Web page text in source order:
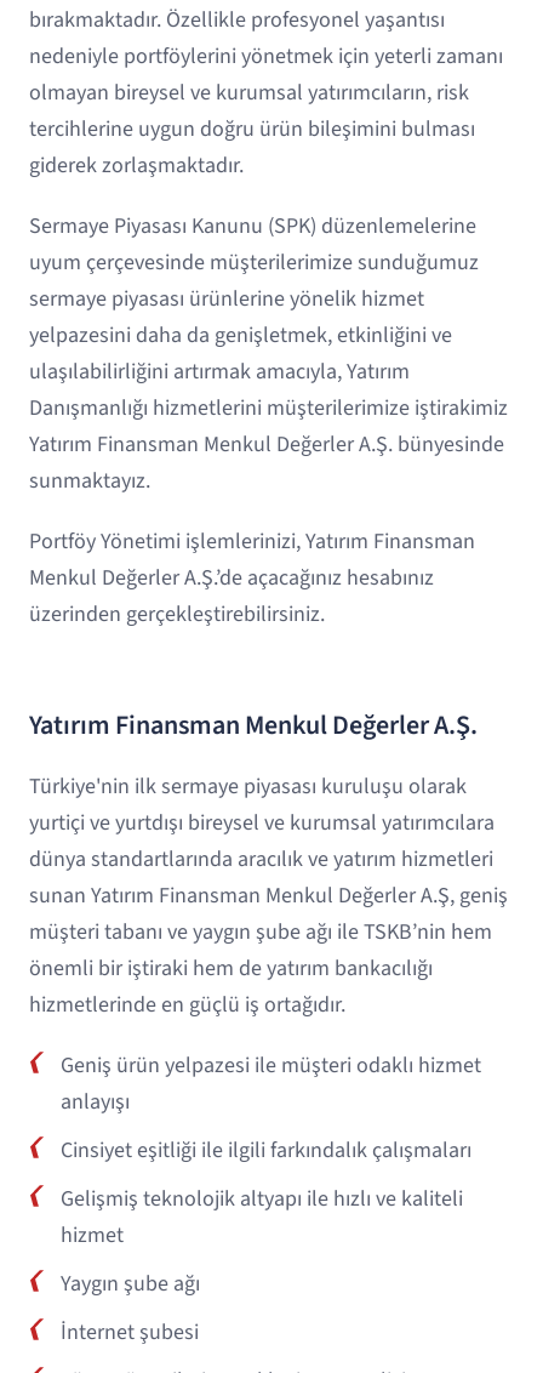
bırakmaktadır. Özellikle profesyonel yaşantısı
nedeniyle portföylerini yönetmek için yeterli zamanı
olmayan bireysel ve kurumsal yatırımcıların, risk
tercihlerine uygun doğru ürün bileşimini bulması
giderek zorlaşmaktadır.
Sermaye Piyasası Kanunu (SPK) düzenlemelerine
uyum çerçevesinde müşterilerimize sunduğumuz
sermaye piyasası ürünlerine yönelik hizmet
yelpazesini daha da genişletmek, etkinliğini ve
ulaşılabilirliğini artırmak amacıyla, Yatırım
Danışmanlığı hizmetlerini müşterilerimize iştirakimiz
Yatırım Finansman Menkul Değerler A.Ş. bünyesinde
sunmaktayız.
Portföy Yönetimi işlemlerinizi, Yatırım Finansman
Menkul Değerler A.Ş.’de açacağınız hesabınız
üzerinden gerçekleştirebilirsiniz.
Yatırım Finansman Menkul Değerler A.Ş.
Türkiye'nin ilk sermaye piyasası kuruluşu olarak
yurtiçi ve yurtdışı bireysel ve kurumsal yatırımcılara
dünya standartlarında aracılık ve yatırım hizmetleri
sunan Yatırım Finansman Menkul Değerler A.Ş, geniş
müşteri tabanı ve yaygın şube ağı ile TSKB’nin hem
önemli bir iştiraki hem de yatırım bankacılığı
hizmetlerinde en güçlü iş ortağıdır.
Geniş ürün yelpazesi ile müşteri odaklı hizmet
anlayışı
Cinsiyet eşitliği ile ilgili farkındalık çalışmaları
Gelişmiş teknolojik altyapı ile hızlı ve kaliteli
hizmet
Yaygın şube ağı
İnternet şubesi